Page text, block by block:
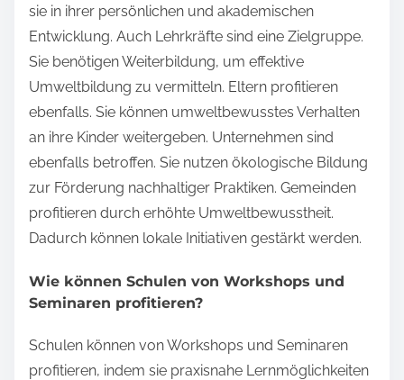
sie in ihrer persönlichen und akademischen
Entwicklung. Auch Lehrkräfte sind eine Zielgruppe.
Sie benötigen Weiterbildung, um effektive
Umweltbildung zu vermitteln. Eltern profitieren
ebenfalls. Sie können umweltbewusstes Verhalten
an ihre Kinder weitergeben. Unternehmen sind
ebenfalls betroffen. Sie nutzen ökologische Bildung
zur Förderung nachhaltiger Praktiken. Gemeinden
profitieren durch erhöhte Umweltbewusstheit.
Dadurch können lokale Initiativen gestärkt werden.
Wie können Schulen von Workshops und
Seminaren profitieren?
Schulen können von Workshops und Seminaren
profitieren, indem sie praxisnahe Lernmöglichkeiten